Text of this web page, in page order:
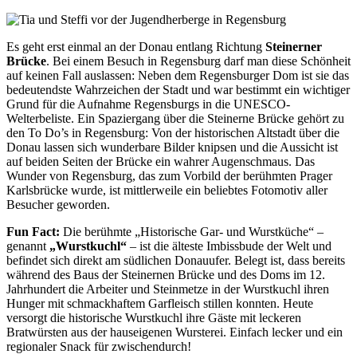
Es geht erst einmal an der Donau entlang Richtung Steinerner
Brücke. Bei einem Besuch in Regensburg darf man diese Schönheit
auf keinen Fall auslassen: Neben dem Regensburger Dom ist sie das
bedeutendste Wahrzeichen der Stadt und war bestimmt ein wichtiger
Grund für die Aufnahme Regensburgs in die UNESCO-
Welterbeliste. Ein Spaziergang über die Steinerne Brücke gehört zu
den To Do’s in Regensburg: Von der historischen Altstadt über die
Donau lassen sich wunderbare Bilder knipsen und die Aussicht ist
auf beiden Seiten der Brücke ein wahrer Augenschmaus. Das
Wunder von Regensburg, das zum Vorbild der berühmten Prager
Karlsbrücke wurde, ist mittlerweile ein beliebtes Fotomotiv aller
Besucher geworden.
Fun Fact: Die berühmte „Historische Gar- und Wurstküche“ –
genannt „Wurstkuchl“ – ist die älteste Imbissbude der Welt und
befindet sich direkt am südlichen Donauufer. Belegt ist, dass bereits
während des Baus der Steinernen Brücke und des Doms im 12.
Jahrhundert die Arbeiter und Steinmetze in der Wurstkuchl ihren
Hunger mit schmackhaftem Garfleisch stillen konnten. Heute
versorgt die historische Wurstkuchl ihre Gäste mit leckeren
Bratwürsten aus der hauseigenen Wursterei. Einfach lecker und ein
regionaler Snack für zwischendurch!